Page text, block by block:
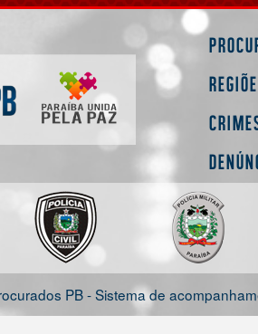
PB - Sistema de